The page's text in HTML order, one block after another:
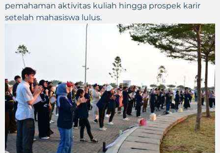
pemahaman aktivitas kuliah hingga prospek karir
setelah mahasiswa lulus.